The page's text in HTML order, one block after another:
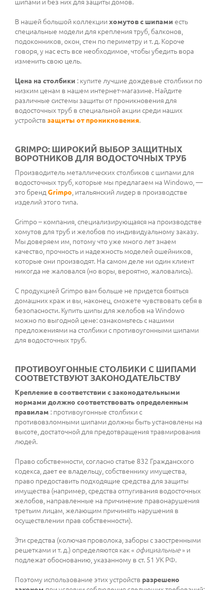
шипами и без них для защиты домов.
В нашей большой коллекции хомутов с шипами есть
специальные модели для крепления труб, балконов,
подоконников, окон, стен по периметру и т. д. Короче
говоря, у нас есть все необходимое, чтобы убедить вора
изменить свою цель.
Цена на столбики : купите лучшие дождевые столбики по
низким ценам в нашем интернет-магазине. Найдите
различные системы защиты от проникновения для
водосточных труб в специальной акции среди наших
устройств защиты от проникновения.
GRIMPO: ШИРОКИЙ ВЫБОР ЗАЩИТНЫХ
ВОРОТНИКОВ ДЛЯ ВОДОСТОЧНЫХ ТРУБ
Производитель металлических столбиков с шипами для
водосточных труб, которые мы предлагаем на Windowo, —
это брендGrimpo, итальянский лидер в производстве
изделий этого типа.
Grimpo – компания, специализирующаяся на производстве
хомутов для труб и желобов по индивидуальному заказу.
Мы доверяем им, потому что уже много лет знаем
качество, прочность и надежность моделей ошейников,
которые они производят. На самом деле ни один клиент
никогда не жаловался (но воры, вероятно, жаловались).
С продукцией Grimpo вам больше не придется бояться
домашних краж и вы, наконец, сможете чувствовать себя в
безопасности. Купить шипы для желобов на Windowo
можно по выгодной цене: ознакомьтесь с нашими
предложениями на столбики с противоугонными шипами
для водосточных труб.
ПРОТИВОУГОННЫЕ СТОЛБИКИ С ШИПАМИ
СООТВЕТСТВУЮТ ЗАКОНОДАТЕЛЬСТВУ
Крепление в соответствии с законодательными
нормами должно соответствовать определенным
правилам : противоугонные столбики с
противовзломными шипами должны быть установлены на
высоте, достаточной для предотвращения травмирования
людей.
Право собственности, согласно статье 832 Гражданского
кодекса, дает ее владельцу, собственнику имущества,
право предоставить подходящие средства для защиты
имущества (например, средства отпугивания водосточных
желобов, направленные на причинение правонарушения
третьим лицам, желающим причинять нарушения в
осуществлении прав собственности).
Эти средства (колючая проволока, заборы с заостренными
решетками и т. д.) определяются как « официальные » и
подлежат обоснованию, указанному в ст. 51 УК РФ.
Поэтому использование этих устройств разрешено